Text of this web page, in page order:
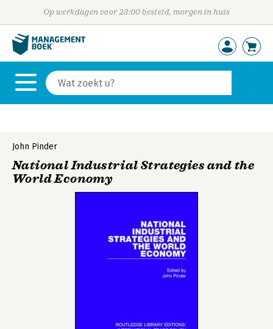
Op werkdagen voor 23:00 besteld, morgen in huis
John Pinder
National Industrial Strategies and the
World Economy